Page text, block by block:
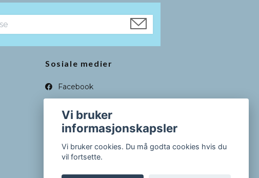
Sosiale medier
Facebook
Vi bruker
informasjonskapsler
Vi bruker cookies. Du må godta cookies hvis du
vil fortsette.